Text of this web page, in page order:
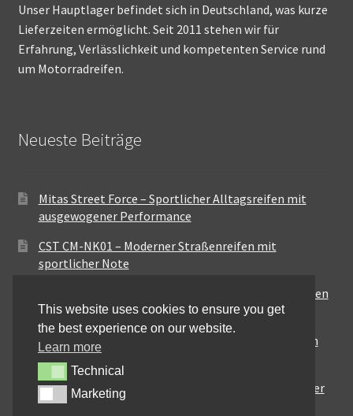
Unser Hauptlager befindet sich in Deutschland, was kurze
Lieferzeiten ermöglicht. Seit 2011 stehen wir für
Erfahrung, Verlässlichkeit und kompetenten Service rund
um Motorradreifen.
Neueste Beiträge
Mitas Street Force – Sportlicher Alltagsreifen mit
ausgewogener Performance
CST CM-NK01 – Moderner Straßenreifen mit
sportlicher Note
Maxxis MA-ST3 – Ausgewogener Sport-Touring-Reifen
für vielseitige Einsätze
Pirelli City Demon – Zuverlässigkeit für den urbanen
Alltag
Metzeler Perfect ME77 – Klassische Optik mit solider
Straßenperformance
This website uses cookies to ensure you get
the best experience on our website.
Learn more
TechnicalTechnical
MarketingMarketing